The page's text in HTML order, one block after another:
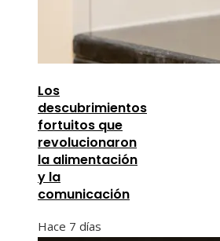
Los
descubrimientos
fortuitos que
revolucionaron
la alimentación
y la
comunicación
Hace 7 días